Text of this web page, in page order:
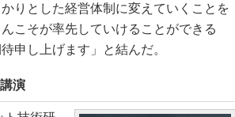
りとした経営体制に変えていくことを
こそが率先していけることができる
申し上げます」と結んだ。
演